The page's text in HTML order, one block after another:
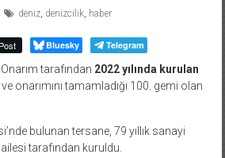
deniz, denizcilik, haber
Post Bluesky Telegram
tarafından 2022 yılında kurulan
onarımını tamamladığı 100. gemi olan
bulunan tersane, 79 yıllık sanayi
tarafından kuruldu.